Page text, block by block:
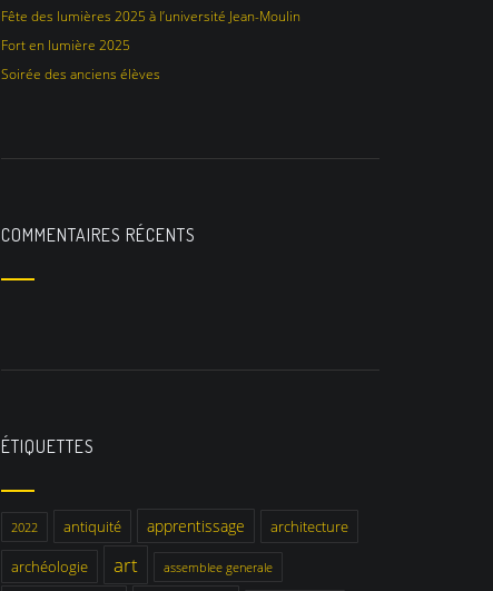
Fête des lumières 2025 à l’université Jean-Moulin
Fort en lumière 2025
Soirée des anciens élèves
COMMENTAIRES RÉCENTS
ÉTIQUETTES
2022 antiquité apprentissage
architecture
archéologie
art assemblee generale